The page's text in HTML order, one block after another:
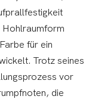
Hohlraumform
für ein
Trotz seines
vor
die